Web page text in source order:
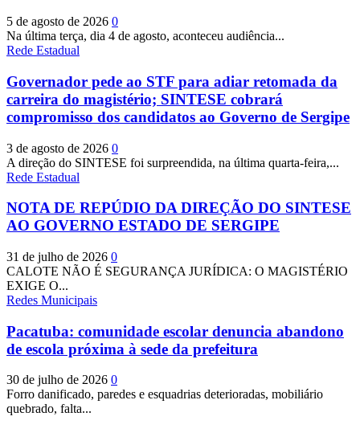
5 de agosto de 2026 0
Na última terça, dia 4 de agosto, aconteceu audiência...
Rede Estadual
Governador pede ao STF para adiar retomada da
carreira do magistério; SINTESE cobrará
compromisso dos candidatos ao Governo de Sergipe
3 de agosto de 2026 0
A direção do SINTESE foi surpreendida, na última quarta-feira,...
Rede Estadual
NOTA DE REPÚDIO DA DIREÇÃO DO SINTESE
AO GOVERNO ESTADO DE SERGIPE
31 de julho de 2026 0
CALOTE NÃO É SEGURANÇA JURÍDICA: O MAGISTÉRIO
EXIGE O...
Redes Municipais
Pacatuba: comunidade escolar denuncia abandono
de escola próxima à sede da prefeitura
30 de julho de 2026 0
Forro danificado, paredes e esquadrias deterioradas, mobiliário
quebrado, falta...